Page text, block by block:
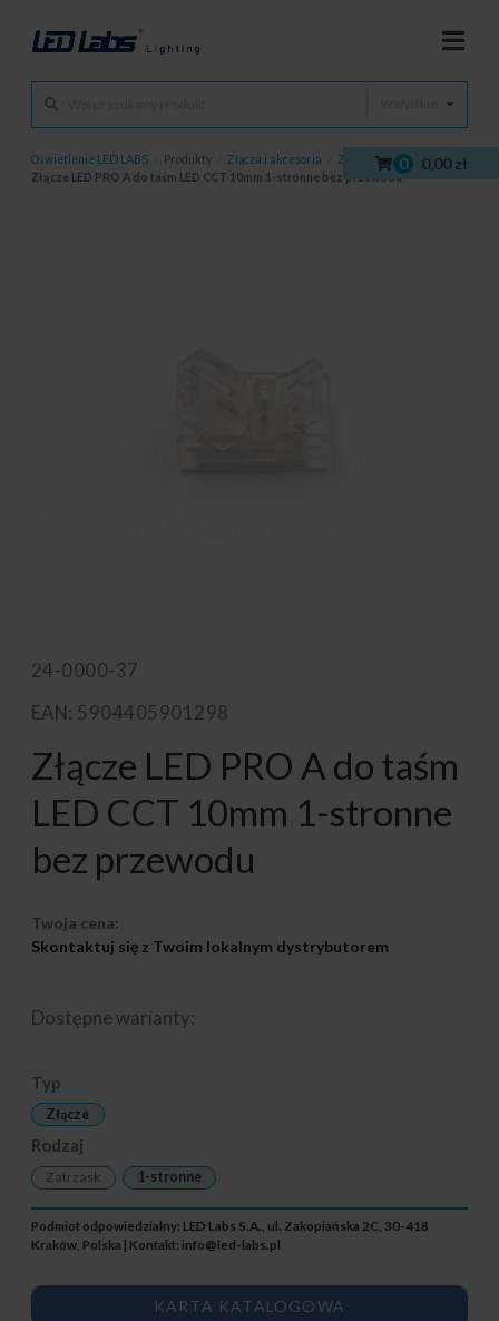
0 0,00 zł
Oświetlenie LED LABS Produkty Złącza i akcesoria Złącza
/
Złącze LED PRO A do taśm LED CCT 10mm 1-stronne bez przewodu
24-0000-37
EAN: 5904405901298
Złącze LED PRO A do taśm
LED CCT 10mm 1-stronne
bez przewodu
Twoja cena:
Skontaktuj się z Twoim lokalnym dystrybutorem
KARTA KATALOGOWA
Dostępne warianty:
Typ
Złącze
Rodzaj
Zatrzask 1-stronne
Podmiot odpowiedzialny: LED Labs S.A., ul. Zakopiańska 2C, 30-418
Kraków, Polska | Kontakt: info@led-labs.pl